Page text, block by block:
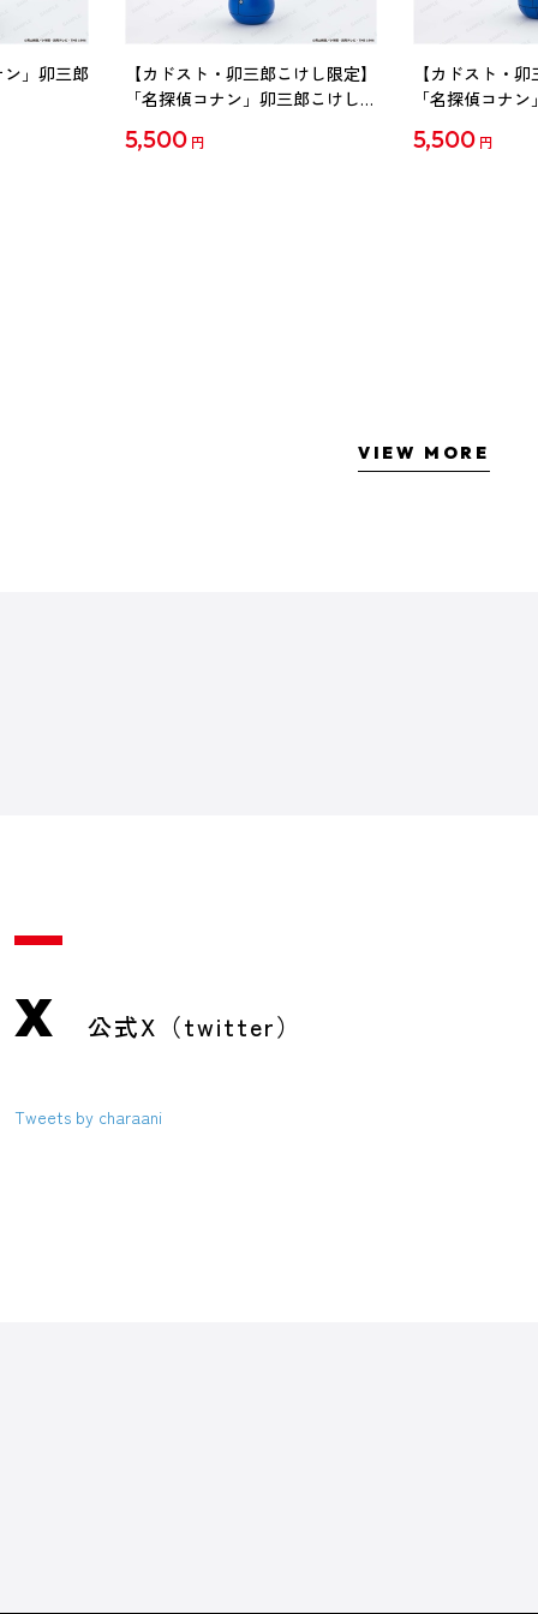
」卯三郎
【カドスト・卯三郎こけし限定】
「名探偵コナン」卯三郎こけし
5,500 円
【カドスト・
「名探偵コナ
5,500 円
VIEW MORE
X 公式X（twitter）
Tweets by charaani